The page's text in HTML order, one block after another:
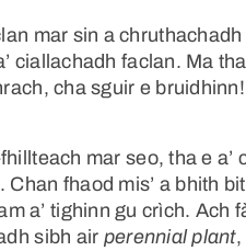
mar sin a
ciallachadh faclan. Ma
cha sguir e bruidhinn!
mar seo, tha e a’
. Chan fhaod mis’ a bhith
a’ tighinn gu crìch.
sibh air perennial plant,